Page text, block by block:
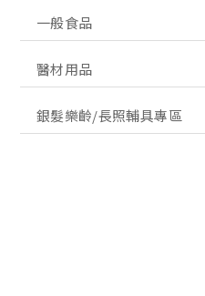
一般食品
醫材用品
銀髮樂齡/長照輔具專區